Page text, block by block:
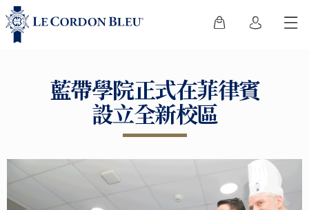
藍帶學院正式在菲律賓
設立全新校區